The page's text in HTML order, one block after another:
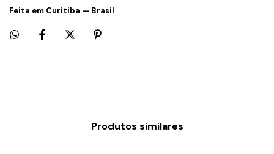
Feita em Curitiba — Brasil
Produtos similares